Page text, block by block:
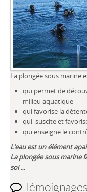
La plongée sous marine
qui permet de
milieu aquatique
qui favorise la
qui suscite et
qui enseigne le
L’eau est un élément
La plongée sous marine
soi …
Témoignages